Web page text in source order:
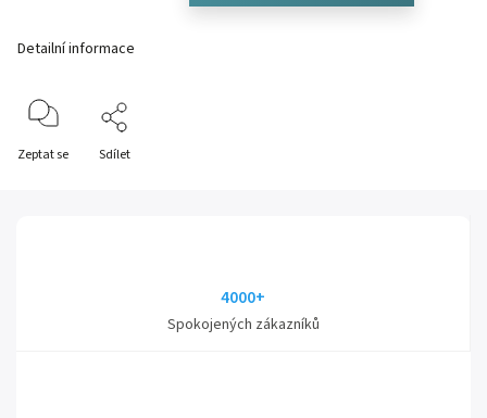
Detailní informace
Zeptat se Sdílet
4000+
Spokojených zákazníků